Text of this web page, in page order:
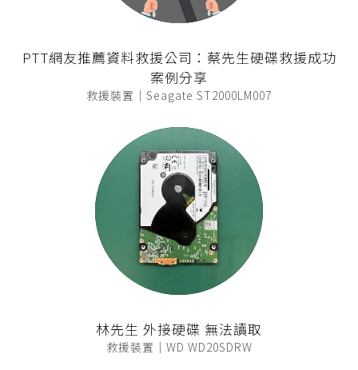
PTT網友推薦資料救援公司：蔡先生硬碟救援成功
案例分享
救援裝置｜Seagate ST2000LM007
林先生 外接硬碟 無法讀取
救援裝置｜WD WD20SDRW